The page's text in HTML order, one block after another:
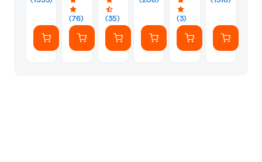
Μηχανή
Black
Μηχανή
Καφέ
(76)
Καφέ
(35)
Καφέ
Καφέ
(3)
Καφέ